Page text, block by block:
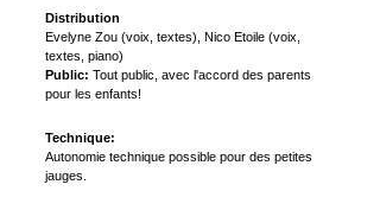
Distribution
Evelyne Zou (voix, textes), Nico Etoile (voix,
textes, piano)
Public: Tout public, avec l'accord des parents
pour les enfants!
Technique:
Autonomie technique possible pour des petites
jauges.